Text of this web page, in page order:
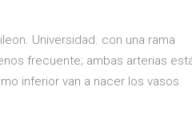
Universidad. con una rama
frecuente; ambas arterias
inferior van a nacer los vasos